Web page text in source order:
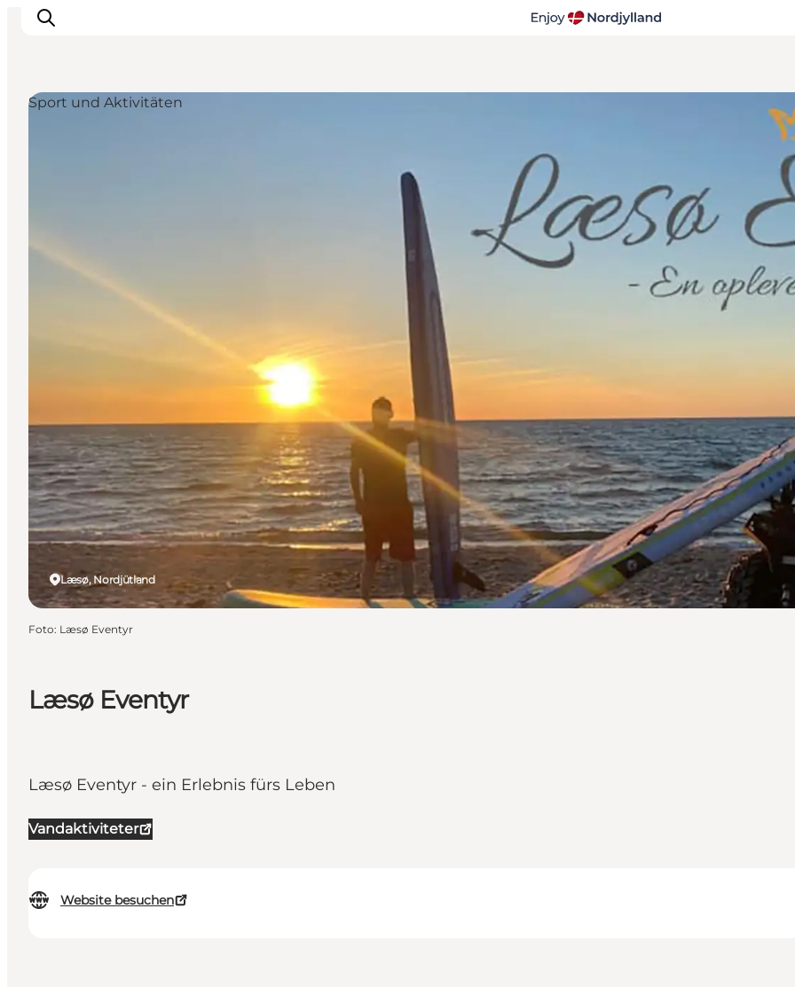
Veranstaltungen
Für Kinder
Læsø Eventyr
Læsø Eventyr - ein Erlebnis fürs Leben
Vandaktiviteter
Website besuchen
Læsø, Nordjütland
Sport und Aktivitäten
Foto: Læsø Eventyr